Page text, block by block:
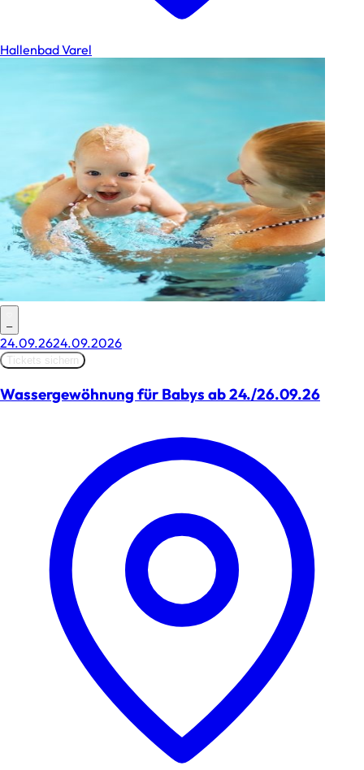
Hallenbad Varel
–
24.09.2624.09.2026
Tickets sichern
Wassergewöhnung für Babys ab 24./26.09.26